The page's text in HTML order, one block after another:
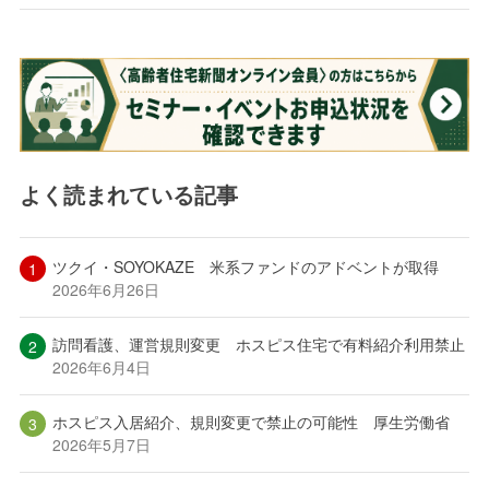
よく読まれている記事
ツクイ・SOYOKAZE 米系ファンドのアドベントが取得
2026年6月26日
訪問看護、運営規則変更 ホスピス住宅で有料紹介利用禁止
2026年6月4日
ホスピス入居紹介、規則変更で禁止の可能性 厚生労働省
2026年5月7日